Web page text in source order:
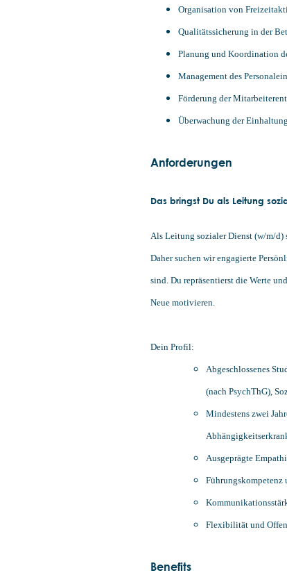
Organisation von
Qualitätssicherung in der
Planung und Koordination
Management des
Förderung der
Überwachung der
Anforderungen
Das bringst Du als Leitung
Als Leitung sozialer Dienst (w/m/d)
Daher suchen wir engagierte
sind. Du repräsentierst die Werte
Neue motivieren.
Dein Profil:
Abgeschlossenes
(nach PsychThG),
Mindestens zwei
Ausgeprägte
Führungskompetenz
Flexibilität und
Benefits